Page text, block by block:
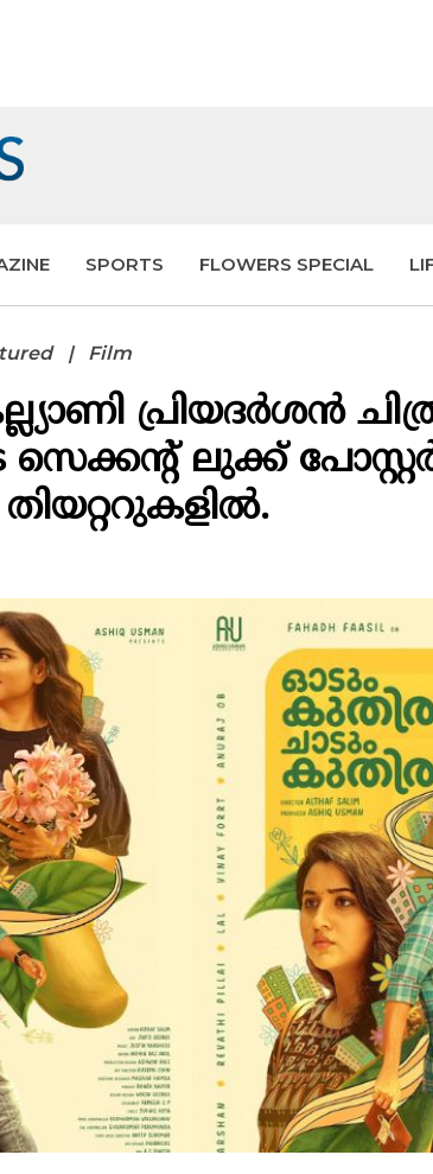
SPORTS FLOWERS SPECIAL
Film
പ്രിയദർശൻ
സെക്കന്റ്‌ ലുക്ക്‌
തിയറ്ററുകളിൽ.